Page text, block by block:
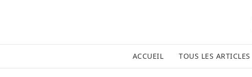
ACCUEIL TOUS LES ARTICLES